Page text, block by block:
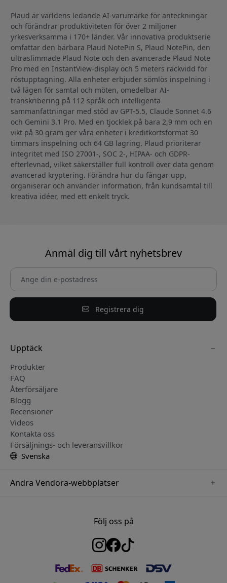
Plaud är världens ledande AI-varumärke för anteckningar
och förändrar produktiviteten för över 2 miljoner
yrkesverksamma i 170+ länder. Vår innovativa produktserie
omfattar den bärbara Plaud NotePin S, Plaud NotePin, den
ultraslimmade Plaud Note och den avancerade Plaud Note
Pro med en InstantView-display och 5 meters räckvidd för
röstupptagning. Alla enheter erbjuder sömlös inspelning i
två lägen för samtal och möten, omedelbar AI-
transkribering på 112 språk och intelligenta
sammanfattningar med stöd av GPT-5.5, Claude Sonnet 4.6
och Gemini 3.1 Pro. Med en tjocklek på bara 2,9 mm och en
vikt på 30 gram ger våra enheter i kreditkortsformat 30
timmars inspelning och 64 GB lagring. Plaud prioriterar
integritet med ISO 27001-, SOC 2-, HIPAA- och GDPR-
efterlevnad, vilket säkerställer full kontroll över data genom
avancerad kryptering. Förändra hur du fångar upp,
organiserar och använder information, från kundsamtal till
kreativa idéer, med ett enkelt tryck.
Anmäl dig till vårt nyhetsbrev
Registrera dig
Upptäck
Produkter
FAQ
Återförsäljare
Blogg
Recensioner
Videos
Kontakta oss
Försäljnings- och leveransvillkor
Svenska
Andra Vendora-webbplatser
www.nordicsmartlight.se
Följ oss på